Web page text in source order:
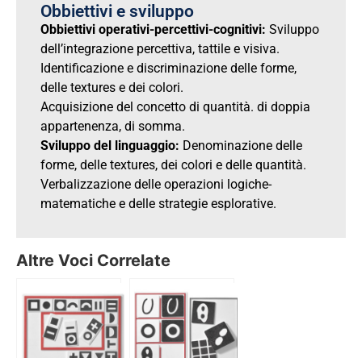
Obbiettivi e sviluppo
Obbiettivi operativi-percettivi-cognitivi: Sviluppo
dell’integrazione percettiva, tattile e visiva.
Identificazione e discriminazione delle forme,
delle textures e dei colori.
Acquisizione del concetto di quantità. di doppia
appartenenza, di somma.
Sviluppo del linguaggio: Denominazione delle
forme, delle textures, dei colori e delle quantità.
Verbalizzazione delle operazioni logiche-
matematiche e delle strategie esplorative.
Altre Voci Correlate